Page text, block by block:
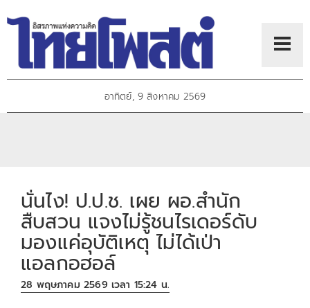
อาทิตย์, 9 สิงหาคม 2569
นั่นไง! ป.ป.ช. เผย ผอ.สำนัก
สืบสวน แจงไม่รู้ชนไรเดอร์ดับ
มองแค่อุบัติเหตุ ไม่ได้เป่า
แอลกอฮอล์
28 พฤษภาคม 2569 เวลา 15:24 น.